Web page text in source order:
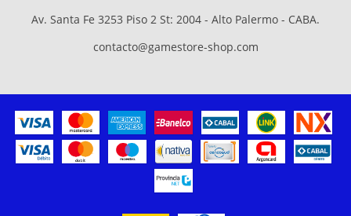
Av. Santa Fe 3253 Piso 2 St: 2004 - Alto Palermo - CABA.
contacto@gamestore-shop.com